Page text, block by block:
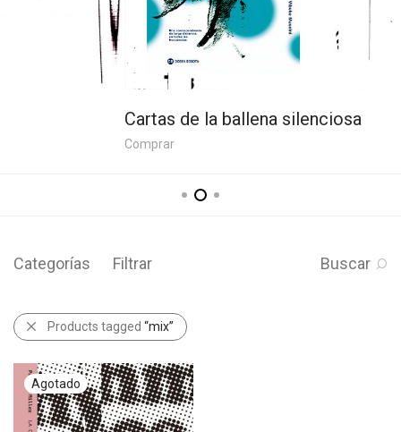
Cartas de la ballena silenciosa
Categorías Filtrar Buscar
Products tagged “mix”